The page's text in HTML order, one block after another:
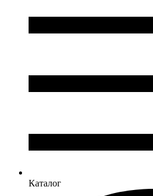
Каталог